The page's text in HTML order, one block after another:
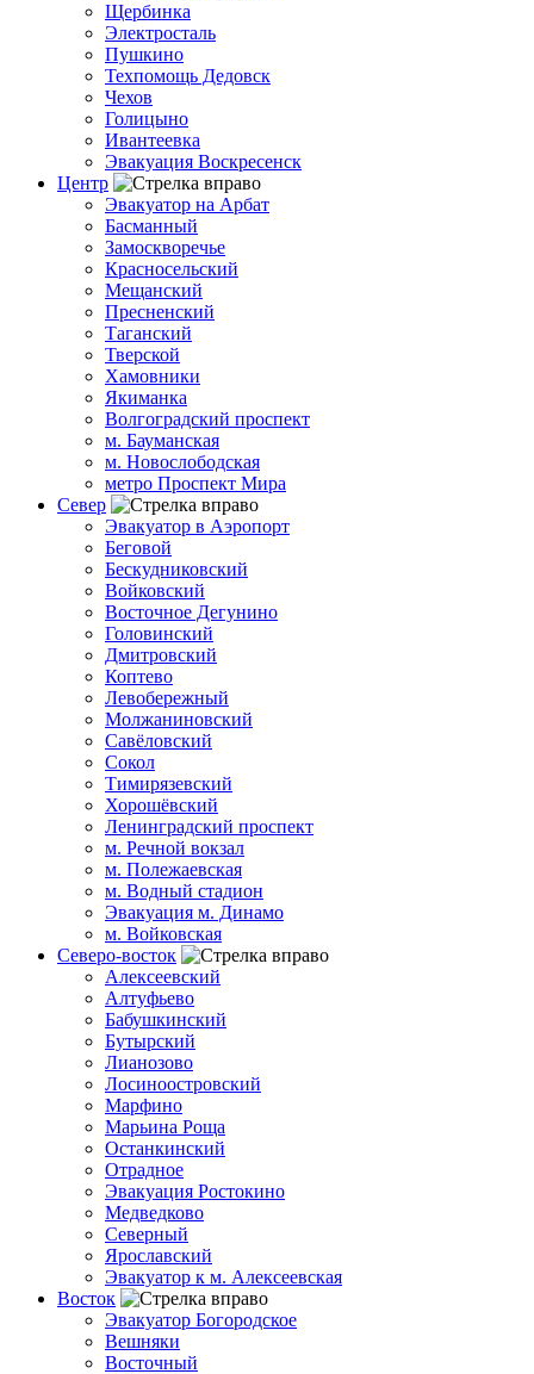
Щербинка
Электросталь
Пушкино
Техпомощь Дедовск
Чехов
Голицыно
Ивантеевка
Эвакуация Воскресенск
Центр
Эвакуатор на Арбат
Басманный
Замоскворечье
Красносельский
Мещанский
Пресненский
Таганский
Тверской
Хамовники
Якиманка
Волгоградский проспект
м. Бауманская
м. Новослободская
метро Проспект Мира
Север
Эвакуатор в Аэропорт
Беговой
Бескудниковский
Войковский
Восточное Дегунино
Головинский
Дмитровский
Коптево
Левобережный
Молжаниновский
Савёловский
Сокол
Тимирязевский
Хорошёвский
Ленинградский проспект
м. Речной вокзал
м. Полежаевская
м. Водный стадион
Эвакуация м. Динамо
м. Войковская
Северо-восток
Алексеевский
Алтуфьево
Бабушкинский
Бутырский
Лианозово
Лосиноостровский
Марфино
Марьина Роща
Останкинский
Отрадное
Эвакуация Ростокино
Медведково
Северный
Ярославский
Эвакуатор к м. Алексеевская
Восток
Эвакуатор Богородское
Вешняки
Восточный